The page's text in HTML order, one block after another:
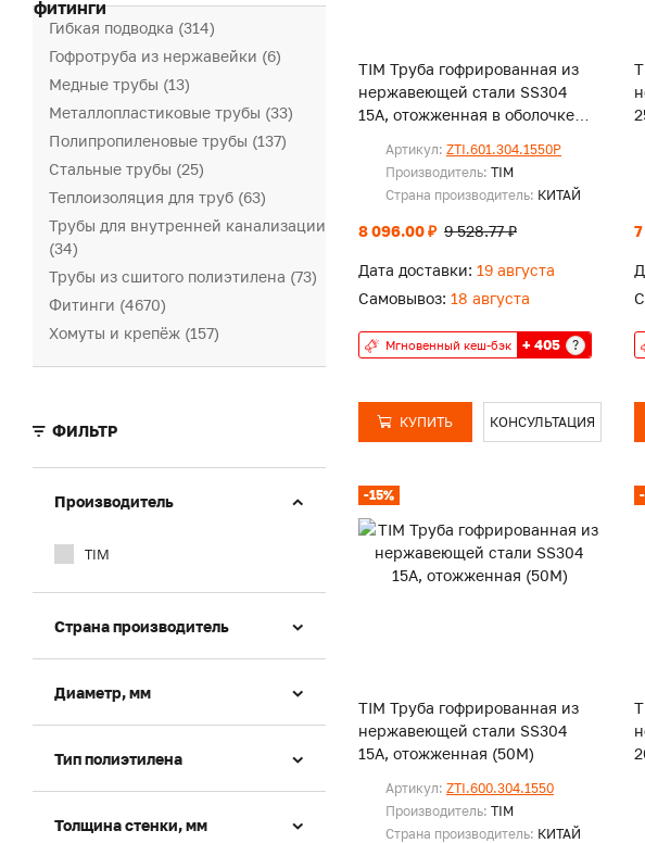
Гибкая подводка (314)
Гофротруба из нержавейки (6)
Медные трубы (13)
Металлопластиковые трубы (33)
Полипропиленовые трубы (137)
Стальные трубы (25)
Теплоизоляция для труб (63)
Трубы для внутренней канализации
(34)
Трубы из сшитого полиэтилена (73)
Фитинги (4670)
Хомуты и крепёж (157)
ФИЛЬТР
Производитель
TIM
Страна производитель
Диаметр, мм
Тип полиэтилена
Толщина стенки, мм
TIM Труба гофрированная из
нержавеющей стали SS304
15А, отожженная в оболочке
Артикул: ZTI.601.304.1550P
Производитель: TIM
Страна производитель: КИТАЙ
8 096.00 ₽ 9 528.77 ₽
Дата доставки: 19 августа
Самовывоз: 18 августа
Мгновенный кеш-бэк + 405 ?
КУПИТЬ КОНСУЛЬТАЦИЯ
-15%
TIM Труба гофрированная из
нержавеющей стали SS304
15А, отожженная (50M)
Артикул: ZTI.600.304.1550
Производитель: TIM
Страна производитель: КИТАЙ